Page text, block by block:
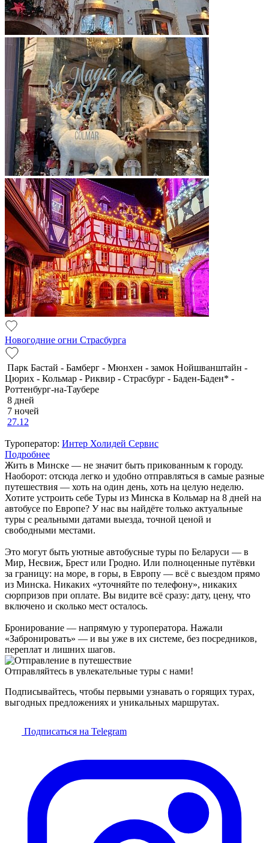
Новогодние огни Страсбурга
Парк Бастай - Бамберг - Мюнхен - замок Нойшванштайн -
Цюрих - Кольмар - Риквир - Страсбург - Баден-Баден* -
Роттенбург-на-Таубере
8 дней
7 ночей
27.12
Туроператор: Интер Холидей Сервис
Подробнее
Жить в Минске — не значит быть прикованным к городу.
Наоборот: отсюда легко и удобно отправляться в самые разные
путешествия — хоть на один день, хоть на целую неделю.
Хотите устроить себе Туры из Минска в Кольмар на 8 дней на
автобусе по Европе? У нас вы найдёте только актуальные
туры с реальными датами выезда, точной ценой и
свободными местами.
Это могут быть уютные автобусные туры по Беларуси — в
Мир, Несвиж, Брест или Гродно. Или полноценные путёвки
за границу: на море, в горы, в Европу — всё с выездом прямо
из Минска. Никаких «уточняйте по телефону», никаких
сюрпризов при оплате. Вы видите всё сразу: дату, цену, что
включено и сколько мест осталось.
Бронирование — напрямую у туроператора. Нажали
«Забронировать» — и вы уже в их системе, без посредников,
переплат и лишних шагов.
Отправляйтесь в увлекательные туры с нами!
Подписывайтесь, чтобы первыми узнавать о горящих турах,
выгодных предложениях и уникальных маршрутах.
Подписаться на Telegram